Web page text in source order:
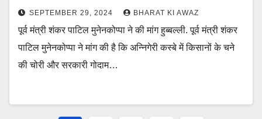
SEPTEMBER 29, 2024 BHARAT KI AWAZ
पूर्व मंत्री शंकर पाटिल मुनेनकोप्पा ने की मांग हुब्बल्ली. पूर्व मंत्री शंकर
पाटिल मुनेनकोप्पा ने मांग की है कि अन्निगेरी कस्बे में किसानों के चने
की चोरी और सरकारी गोदाम…